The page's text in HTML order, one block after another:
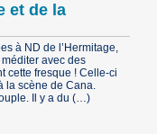
et de la
à ND de l’Hermitage,
avec des
cette fresque ! Celle-ci
la scène de Cana.
Il y a du (…)